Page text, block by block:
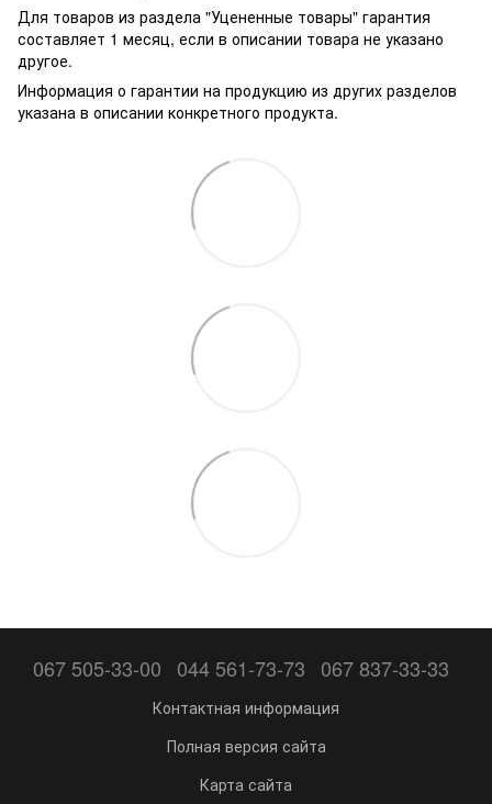
Для товаров из раздела "Уцененные товары" гарантия
составляет 1 месяц, если в описании товара не указано
другое.
Информация о гарантии на продукцию из других разделов
указана в описании конкретного продукта.
067 505-33-00 044 561-73-73 067 837-33-33
Контактная информация
Полная версия сайта
Карта сайта